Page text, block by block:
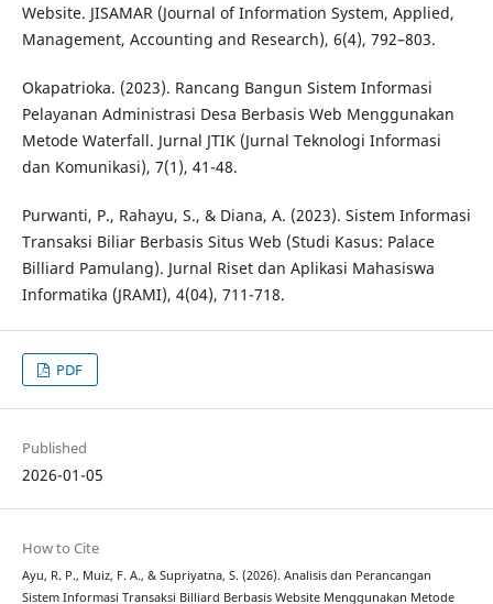
Website. JISAMAR (Journal of Information System, Applied,
Management, Accounting and Research), 6(4), 792–803.
Okapatrioka. (2023). Rancang Bangun Sistem Informasi
Pelayanan Administrasi Desa Berbasis Web Menggunakan
Metode Waterfall. Jurnal JTIK (Jurnal Teknologi Informasi
dan Komunikasi), 7(1), 41-48.
Purwanti, P., Rahayu, S., & Diana, A. (2023). Sistem Informasi
Transaksi Biliar Berbasis Situs Web (Studi Kasus: Palace
Billiard Pamulang). Jurnal Riset dan Aplikasi Mahasiswa
Informatika (JRAMI), 4(04), 711-718.
PDF
Published
2026-01-05
How to Cite
Ayu, R. P., Muiz, F. A., & Supriyatna, S. (2026). Analisis dan Perancangan
Sistem Informasi Transaksi Billiard Berbasis Website Menggunakan Metode